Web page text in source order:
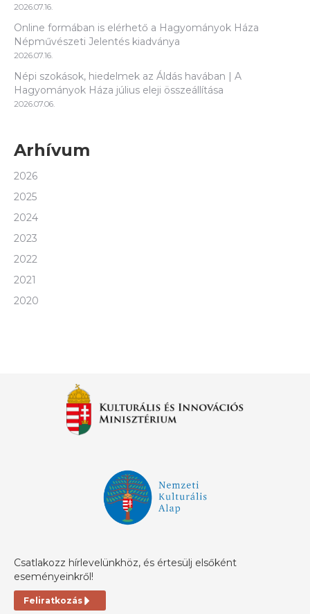
2026.07.16.
Online formában is elérhető a Hagyományok Háza
Népművészeti Jelentés kiadványa
2026.07.16.
Népi szokások, hiedelmek az Áldás havában | A
Hagyományok Háza július eleji összeállítása
2026.07.06.
Arhívum
2026
2025
2024
2023
2022
2021
2020
Csatlakozz hírlevelünkhöz, és értesülj elsőként
eseményeinkről!
Feliratkozás